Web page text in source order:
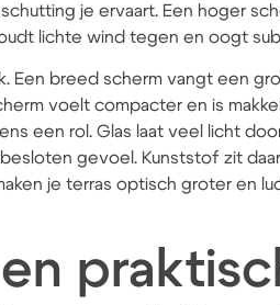
je ervaart. Een hoger
lichte wind tegen en oogt
Een breed scherm vangt een
voelt compacter en is
een rol. Glas laat veel licht
gevoel. Kunststof zit
je terras optisch groter en